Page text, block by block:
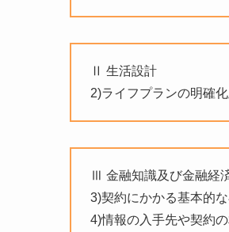
Ⅱ 生活設計
2)ライフプランの明確
Ⅲ 金融知識及び金融経
3)契約にかかる基本的
4)情報の入手先や契約